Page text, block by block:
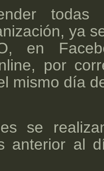
todas
ya
en
por
mismo día
se
anterior al